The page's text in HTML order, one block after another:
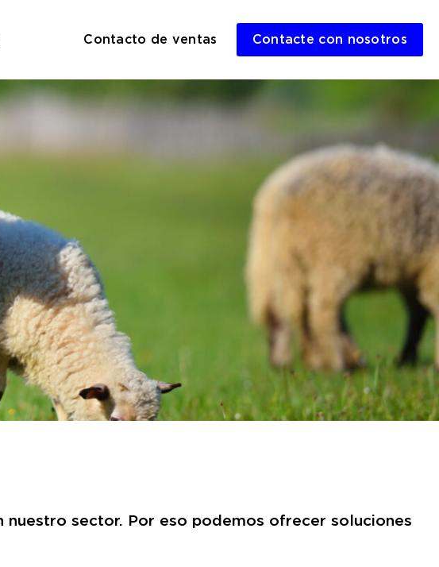
search
form
Contacto de ventas Contacte con nosotros
sector. Por eso podemos ofrecer soluciones